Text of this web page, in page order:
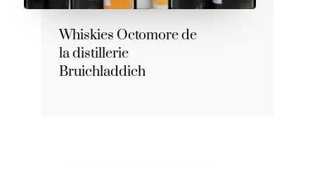
Whiskies Octomore de
la distillerie
Bruichladdich